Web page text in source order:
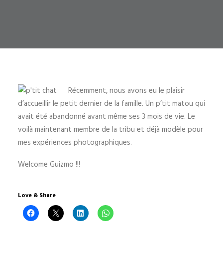
Récemment, nous avons eu le plaisir
d’accueillir le petit dernier de la famille. Un p’tit matou qui
avait été abandonné avant même ses 3 mois de vie. Le
voilà maintenant membre de la tribu et déjà modèle pour
mes expériences photographiques.
Welcome Guizmo !!!
Love & Share